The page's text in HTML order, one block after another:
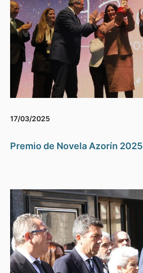
17/03/2025
Premio de Novela Azorín 2025